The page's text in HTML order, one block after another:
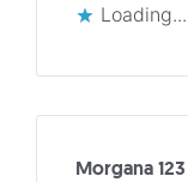
Loading...
Morgana 123